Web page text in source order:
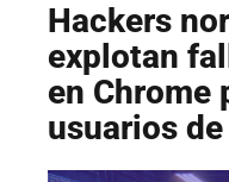
Hackers
explotan
en Chrome
usuarios